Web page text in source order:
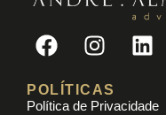
POLÍTICAS
Política de Privacidade